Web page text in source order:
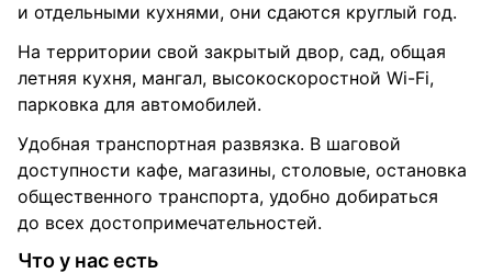
и отдельными кухнями, они сдаются круглый год.
На территории свой закрытый двор, сад, общая
летняя кухня, мангал, высокоскоростной Wi-Fi,
парковка для автомобилей.
Удобная транспортная развязка. В шаговой
доступности кафе, магазины, столовые, остановка
общественного транспорта, удобно добираться
до всех достопримечательностей.
Что у нас есть